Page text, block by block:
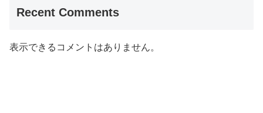
Recent Comments
表示できるコメントはありません。